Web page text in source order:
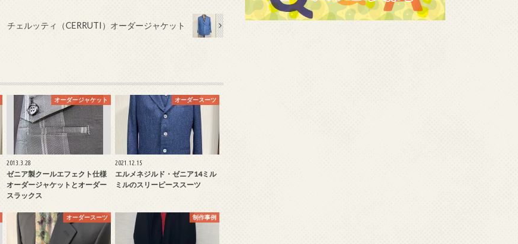
チェルッティ（CERRUTI）オーダージャケット
オーダージャケット
2013.3.28
ゼニア製クールエフェクト仕様
オーダージャケットとオーダー
スラックス
オーダースーツ
2021.12.15
エルメネジルド・ゼニア14ミル
ミルのスリーピーススーツ
オーダースーツ 制作事例